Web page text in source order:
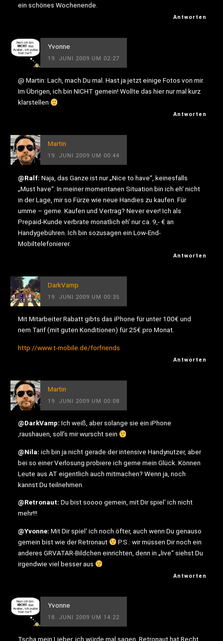
ein schönes Wochenende.
Antworten
Yvonne
19. JUNI 2009 UM 02:27
@ Martin: Lach, mach Du mal. Hast ja jetzt einige Fotos von mir.
Im Übrigen, ich bin NICHT gemein! Wollte das hier nur mal kurz
klarstellen
Antworten
Martin
19. JUNI 2009 UM 00:44
@Ralf: Naja, das Ganze ist nur „Nice to have“, keinesfalls
„Must have“. In meiner momentanen Situation bin ich eh‘ nicht
in der Lage, mir so Fürze wie neue Handies zu kaufen. Für
umme – gerne. Kaufen und Vertrag? Never ever! Ich als
Prepaid-Kunde verbrate monatlich eh‘ nur ca. 9,- € an
Handygebühren. Ich bin sozusagen ein Low-End-
Mobiltelefonierer.
Antworten
DarkVamp
19. JUNI 2009 UM 00:35
Mit Mitarbeiter Rabatt gibts das iPhone für unter 100€ und
nem Tarif (mit guten Konditionen) für 25€ pro Monat.
http://www.t-mobile.de/forfriends
Antworten
Martin
19. JUNI 2009 UM 00:08
@DarkVamp: Ich weiß, aber solange sie ein iPhone
‚raushauen, soll’s mir wurscht sein
@Nila: ich bin ja nicht gerade der intensive Handynutzer, aber
bei so einer Verlosung probiere ich gerne mein Glück. Können
Leute aus AT eigentlich auch mitmachen? Wenn ja, noch
kannst Du teilnehmen.
@Retronaut: Du bist soooo gemein, mit Dir spiel‘ ich nicht
mehr!!!
@Yvonne: Mit Dir spiel‘ ich noch öfter, auch wenn Du genauso
gemein bist wie der Retronaut
P.S.: wir müssen Dir noch ein
anderes GRVATAR-Bildchen einrichten, denn in „live“ siehst Du
irgendwie viel besser aus
Antworten
Yvonne
18. JUNI 2009 UM 14:22
Tscha mein Lieber, ich würde mal sagen, Retronaut hat Recht